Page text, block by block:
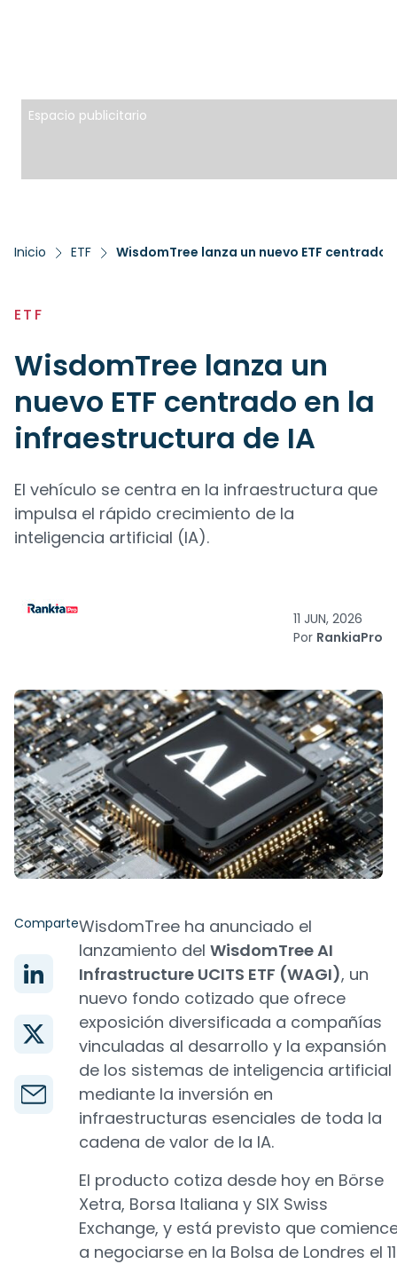
Espacio publicitario
Inicio ETF WisdomTree lanza un nuevo ETF
ETF
WisdomTree lanza un
nuevo ETF centrado en la
infraestructura de IA
El vehículo se centra en la infraestructura que
impulsa el rápido crecimiento de la
inteligencia artificial (IA).
11 JUN, 2026
Por RankiaPro
ComparteWisdomTree ha anunciado el
lanzamiento del WisdomTree AI
Infrastructure UCITS ETF (WAGI), un
nuevo fondo cotizado que ofrece
exposición diversificada a compañías
vinculadas al desarrollo y la expansión
de los sistemas de inteligencia artificial
mediante la inversión en
infraestructuras esenciales de toda la
cadena de valor de la IA.
El producto cotiza desde hoy en Börse
Xetra, Borsa Italiana y SIX Swiss
Exchange, y está previsto que
a negociarse en la Bolsa de Londres el 11